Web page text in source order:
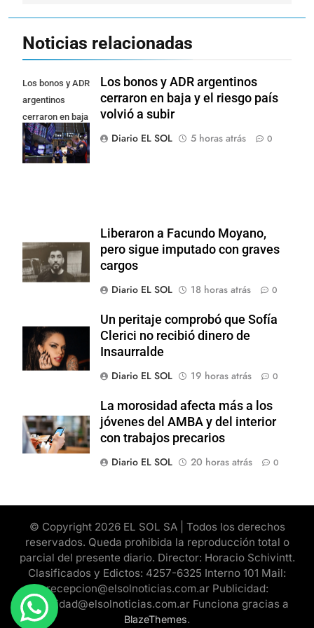
Noticias relacionadas
Los bonos y ADR
argentinos
cerraron en baja
y el riesgo país
volvió a subir
Los bonos y ADR argentinos
cerraron en baja y el riesgo país
volvió a subir
Diario EL SOL
5 horas atrás 0
Liberaron a Facundo Moyano,
pero sigue imputado con graves
cargos
Diario EL SOL
18 horas atrás 0
Un peritaje comprobó que Sofía
Clerici no recibió dinero de
Insaurralde
Diario EL SOL
19 horas atrás 0
La morosidad afecta más a los
jóvenes del AMBA y del interior
con trabajos precarios
Diario EL SOL
20 horas atrás 0
© Copyright 2026 EL SOL SA | Todos los derechos
reservados. Queda prohibida la reproducción total o
parcial del presente diario. Director: Horacio Schivintt.
Clasificados y Edictos: 4257-6325 Interno 101 Mail:
recepcion@elsolnoticias.com.ar Publicidad:
publicidad@elsolnoticias.com.ar Funciona gracias a
BlazeThemes.